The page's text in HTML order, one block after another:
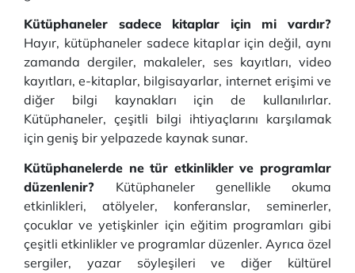
Kütüphaneler sadece kitaplar için mi vardır?
Hayır, kütüphaneler sadece kitaplar için değil, aynı
zamanda dergiler, makaleler, ses kayıtları, video
kayıtları, e-kitaplar, bilgisayarlar, internet erişimi ve
diğer bilgi kaynakları için de kullanılırlar.
Kütüphaneler, çeşitli bilgi ihtiyaçlarını karşılamak
için geniş bir yelpazede kaynak sunar.
Kütüphanelerde ne tür etkinlikler ve programlar
düzenlenir? Kütüphaneler genellikle okuma
etkinlikleri, atölyeler, konferanslar, seminerler,
çocuklar ve yetişkinler için eğitim programları gibi
çeşitli etkinlikler ve programlar düzenler. Ayrıca özel
sergiler, yazar söyleşileri ve diğer kültürel